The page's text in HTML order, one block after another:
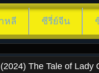
หลี ซีรี่ย์จีน
The Tale of Lady